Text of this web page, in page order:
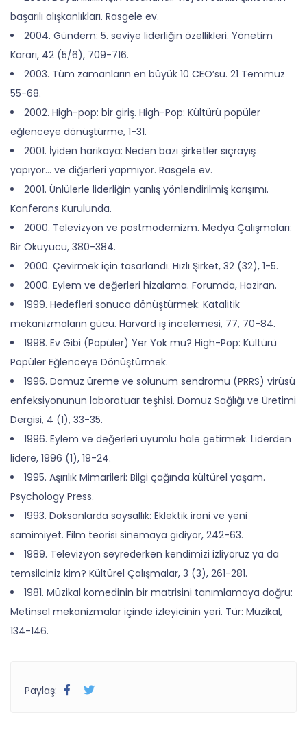
başarılı alışkanlıkları. Rasgele ev.
2004. Gündem: 5. seviye liderliğin özellikleri. Yönetim
Kararı, 42 (5/6), 709-716.
2003. Tüm zamanların en büyük 10 CEO’su. 21 Temmuz
55-68.
2002. High-pop: bir giriş. High-Pop: Kültürü popüler
eğlenceye dönüştürme, 1-31.
2001. İyiden harikaya: Neden bazı şirketler sıçrayış
yapıyor… ve diğerleri yapmıyor. Rasgele ev.
2001. Ünlülerle liderliğin yanlış yönlendirilmiş karışımı.
Konferans Kurulunda.
2000. Televizyon ve postmodernizm. Medya Çalışmaları:
Bir Okuyucu, 380-384.
2000. Çevirmek için tasarlandı. Hızlı Şirket, 32 (32), 1-5.
2000. Eylem ve değerleri hizalama. Forumda, Haziran.
1999. Hedefleri sonuca dönüştürmek: Katalitik
mekanizmaların gücü. Harvard iş incelemesi, 77, 70-84.
1998. Ev Gibi (Popüler) Yer Yok mu? High-Pop: Kültürü
Popüler Eğlenceye Dönüştürmek.
1996. Domuz üreme ve solunum sendromu (PRRS) virüsü
enfeksiyonunun laboratuar teşhisi. Domuz Sağlığı ve Üretimi
Dergisi, 4 (1), 33-35.
1996. Eylem ve değerleri uyumlu hale getirmek. Liderden
lidere, 1996 (1), 19-24.
1995. Aşırılık Mimarileri: Bilgi çağında kültürel yaşam.
Psychology Press.
1993. Doksanlarda soysallık: Eklektik ironi ve yeni
samimiyet. Film teorisi sinemaya gidiyor, 242-63.
1989. Televizyon seyrederken kendimizi izliyoruz ya da
temsilciniz kim? Kültürel Çalışmalar, 3 (3), 261-281.
1981. Müzikal komedinin bir matrisini tanımlamaya doğru:
Metinsel mekanizmalar içinde izleyicinin yeri. Tür: Müzikal,
134-146.
Paylaş: